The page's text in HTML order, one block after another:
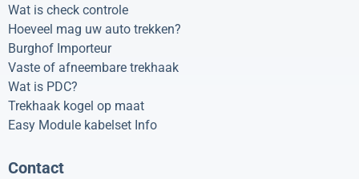
Wat is check controle
Hoeveel mag uw auto trekken?
Burghof Importeur
Vaste of afneembare trekhaak
Wat is PDC?
Trekhaak kogel op maat
Easy Module kabelset Info
Contact